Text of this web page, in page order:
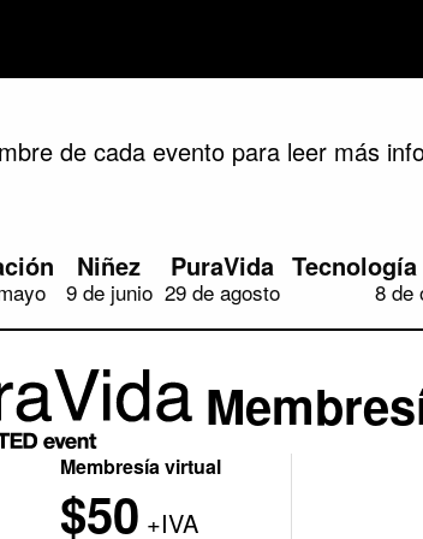
de cada evento para leer más
Niñez
9 de junio
PuraVida
29 de agosto 8 de
Membresía virtual
$50 +IVA